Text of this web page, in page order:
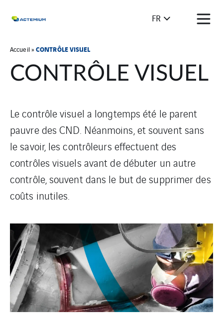
FR
Accueil»CONTRÔLE VISUEL
CONTRÔLE VISUEL
Le contrôle visuel a longtemps été le parent
pauvre des CND. Néanmoins, et souvent sans
le savoir, les contrôleurs effectuent des
contrôles visuels avant de débuter un autre
contrôle, souvent dans le but de supprimer des
coûts inutiles.